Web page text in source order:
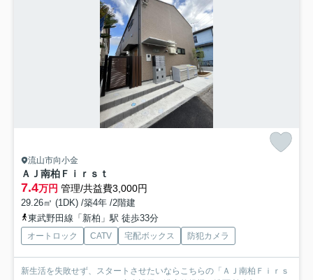
流山市向小金
ＡＪ南柏Ｆｉｒｓｔ
7.4万円 管理/共益費3,000円
29.26㎡ (1DK) /築4年 /2階建
東武野田線「新柏」駅 徒歩33分
オートロック CATV 宅配ボックス 防犯カメラ
新生活を失敗せず、スタートさせたいならこちらの「ＡＪ南柏Ｆｉｒｓ